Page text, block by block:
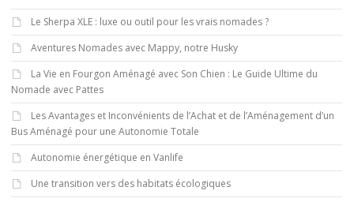
Le Sherpa XLE : luxe ou outil pour les vrais nomades ?
Aventures Nomades avec Mappy, notre Husky
La Vie en Fourgon Aménagé avec Son Chien : Le Guide Ultime du
Nomade avec Pattes
Les Avantages et Inconvénients de l’Achat et de l’Aménagement d’un
Bus Aménagé pour une Autonomie Totale
Autonomie énergétique en Vanlife
Une transition vers des habitats écologiques